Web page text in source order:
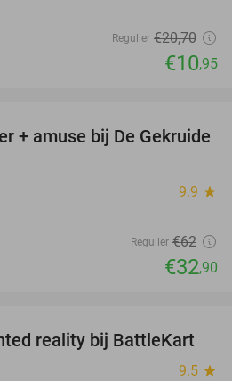
Regulier €20,70
€10,95
47%
+ amuse bij De Gekruide
9.9 star
Regulier €62
€32,90
23%
reality bij BattleKart
9.5 star